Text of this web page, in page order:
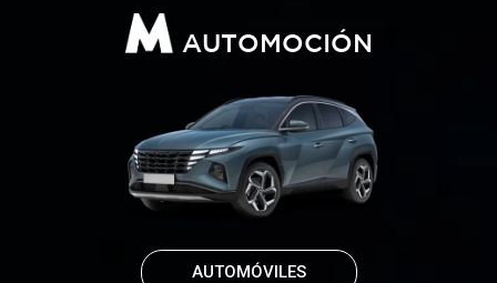
AUTOMOCIÓN
AUTOMÓVILES